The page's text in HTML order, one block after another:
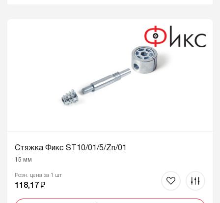
Стяжка Фикс ST10/01/5/Zn/01
15 мм
Розн. цена за 1 шт
118,17 ₽